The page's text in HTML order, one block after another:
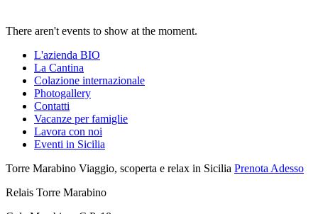
There aren't events to show at the moment.
L'azienda BIO
La Cantina
Colazione internazionale
Photogallery
Contatti
Vacanze per famiglie
Lavora con noi
Eventi in Sicilia
Torre Marabino Viaggio, scoperta e relax in Sicilia Prenota Adesso
Relais Torre Marabino